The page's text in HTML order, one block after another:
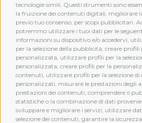
tecnologie simili. Questi strumenti sono
la fruizione dei contenuti digitali, migliorare
previo tuo consenso, per scopi pubblicitari.
potremmo utilizzare i tuoi dati per le
informazioni su dispositivo e/o accedervi,
per la selezione della pubblicità, creare
personalizzata, utilizzare profili per la
personalizzata, creare profili per la
contenuti, utilizzare profili per la selezione di
personalizzati, misurare le prestazioni degli
prestazioni dei contenuti, comprendere il
statistiche o la combinazione di dati
sviluppare e migliorare i servizi, utilizzare
selezione dei contenuti, garantire la